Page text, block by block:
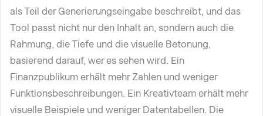
als Teil der Generierungseingabe beschreibt, und das
Tool passt nicht nur den Inhalt an, sondern auch die
Rahmung, die Tiefe und die visuelle Betonung,
basierend darauf, wer es sehen wird. Ein
Finanzpublikum erhält mehr Zahlen und weniger
Funktionsbeschreibungen. Ein Kreativteam erhält mehr
visuelle Beispiele und weniger Datentabellen. Die